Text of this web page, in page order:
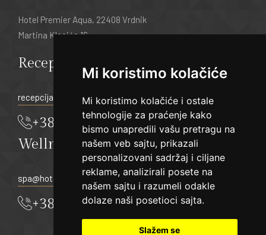
Mi koristimo kolačiće
Mi koristimo kolačiće i ostale
tehnologije za praćenje kako
bismo unapredili vašu pretragu na
našem veb sajtu, prikazali
personalizovani sadržaj i ciljane
reklame, analizirali posete na
našem sajtu i razumeli odakle
dolaze naši posetioci sajta.
Slažem se
Hotel Premier Aqua, 22408 Vrdnik
Martina Klasića 16
Recepcija:
recepcija@hotelpremier.rs
+381 22 21 55 333
Wellness & Spa
spa@hotelpremier.rs
+381 22 21 55 319